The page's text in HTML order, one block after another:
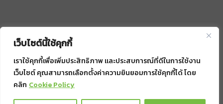
เว็บไซต์นี้ใช้คุกกี้
เราใช้คุกกี้เพื่อเพิ่มประสิทธิภาพ และประสบการณ์ที่ดีในการใช้งาน
เว็บไซต์ คุณสามารถเลือกตั้งค่าความยินยอมการใช้คุกกี้ได้ โดย
คลิก Cookie Policy